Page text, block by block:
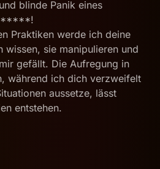
blinde Panik eines
Praktiken werde ich deine
wissen, sie manipulieren und
gefällt. Die Aufregung in
während ich dich verzweifelt
aussetze, lässt
entstehen.